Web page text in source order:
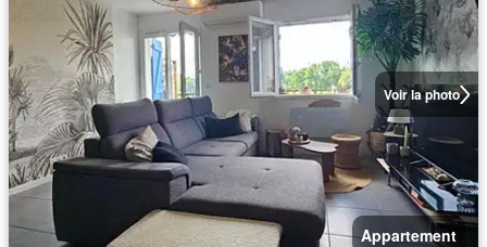
Voir la photo
Appartement